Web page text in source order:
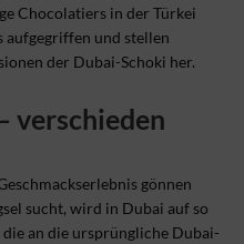
Chocolatiers in der Türkei
aufgegriffen und stellen
der Dubai-Schoki her.
verschieden
gönnen
sucht, wird in Dubai auf so
an die ursprüngliche Dubai-